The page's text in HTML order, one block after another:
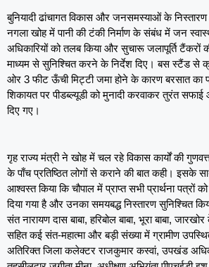
बुनियादी ढांचागत विकास और जनसमस्याओं के
नगला खोह में पानी की टंकी निर्माण के संबंध में जन
अधिकारियों को तलब किया और सुचारू जलापूर्ति टैंकरों
माध्यम से सुनिश्चित करने के निर्देश दिए। बस स्टैंड
ओर 3 फीट ऊँची मिट्टी जमा होने के कारण बरसात का
शिकायत पर पीडब्ल्यूडी को मुनादी करवाकर तुरंत
दिए गए।
गृह राज्य मंत्री ने खोह में चल रहे विकास कार्यों की
के पाँच प्रतिष्ठित लोगों से कराने की बात कही। इसके
आश्वस्त किया कि चौपाल में प्राप्त सभी प्रार्थना पत्रों
दिया गया है और उनका समयबद्ध निस्तारण सुनिश्चित
संत नारायण दास बाबा, हरिबोल बाबा, भूरा बाबा,
सहित कई संत-महात्मा और बड़ी संख्या में ग्रामीण
अतिरिक्त जिला कलेक्टर राजकुमार कस्वां, उपखंड